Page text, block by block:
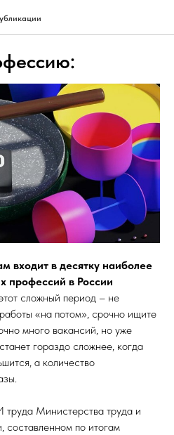
входит в десятку наиболее
профессий в России
сложный период – не
«на потом», срочно ищите
много вакансий, но уже
гораздо сложнее, когда
а количество
Министерства труда и
составленном по итогам